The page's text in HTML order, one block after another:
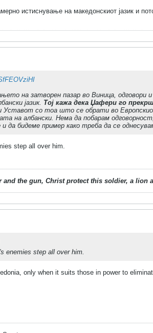
истиснување на македонскиот јазик и
на затворен пазар во Виница,
јазик. Тој кажа дека Џафери го
Уставот со тоа што се обрати во
на албански. Нема да побарам
да бидеме пример како треба да се
step all over him.
the gun, Christ protect this soldier, a lion
enemies step all over him.
only when it suits those in power to